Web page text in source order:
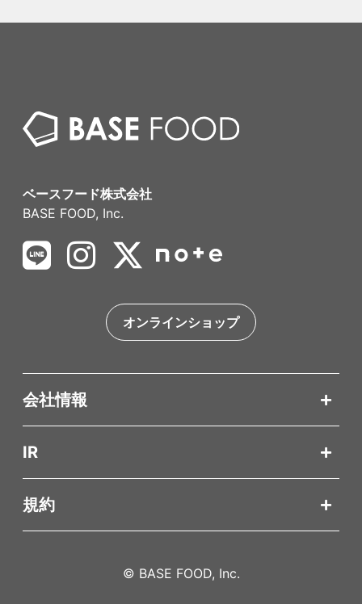
ベースフード株式会社
BASE FOOD, Inc.
オンラインショップ
会社情報
IR
規約
© BASE FOOD, Inc.